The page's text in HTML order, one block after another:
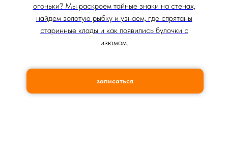
огоньки? Мы раскроем тайные знаки на стенах,
найдем золотую рыбку и узнаем, где спрятаны
старинные клады и как появились булочки с
изюмом.
записаться